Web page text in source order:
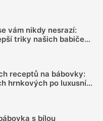
vám nikdy nesrazí:
triky našich babiček,
receptů na bábovky:
hrnkových po luxusní
s bílou